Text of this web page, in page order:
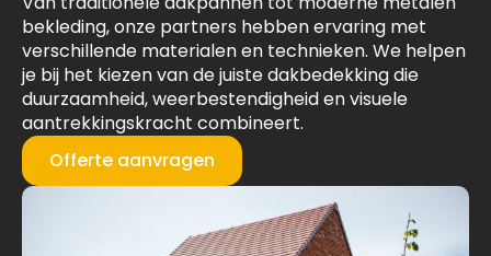
bekleding, onze partners hebben ervaring met
verschillende materialen en technieken. We helpen
je bij het kiezen van de juiste dakbedekking die
duurzaamheid, weerbestendigheid en visuele
aantrekkingskracht combineert.
Offerte aanvragen